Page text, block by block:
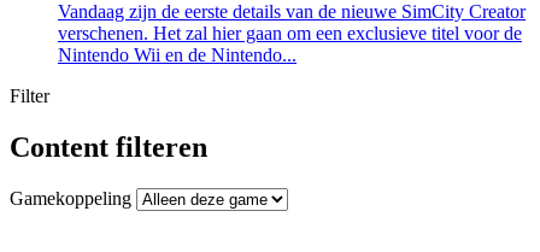
Vandaag zijn de eerste details van de nieuwe SimCity Creator
verschenen. Het zal hier gaan om een exclusieve titel voor de
Nintendo Wii en de Nintendo...
Filter
Content filteren
Gamekoppeling